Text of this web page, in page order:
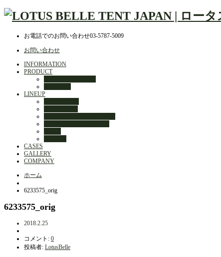
お電話でのお問い合わせ03-5787-5009
お問い合わせ
INFORMATION
PRODUCT
LINEUP
CASES
GALLERY
COMPANY
ホーム
6233575_orig
6233575_orig
2018.2.25
コメント: 0
投稿者: LotusBelle